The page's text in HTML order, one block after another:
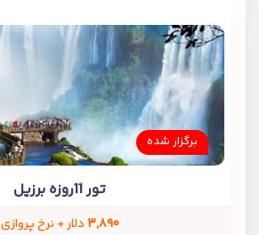
برگزار شده
تور 11روزه برزیل
۳,۸۹۰ دلار + نرخ پروازی